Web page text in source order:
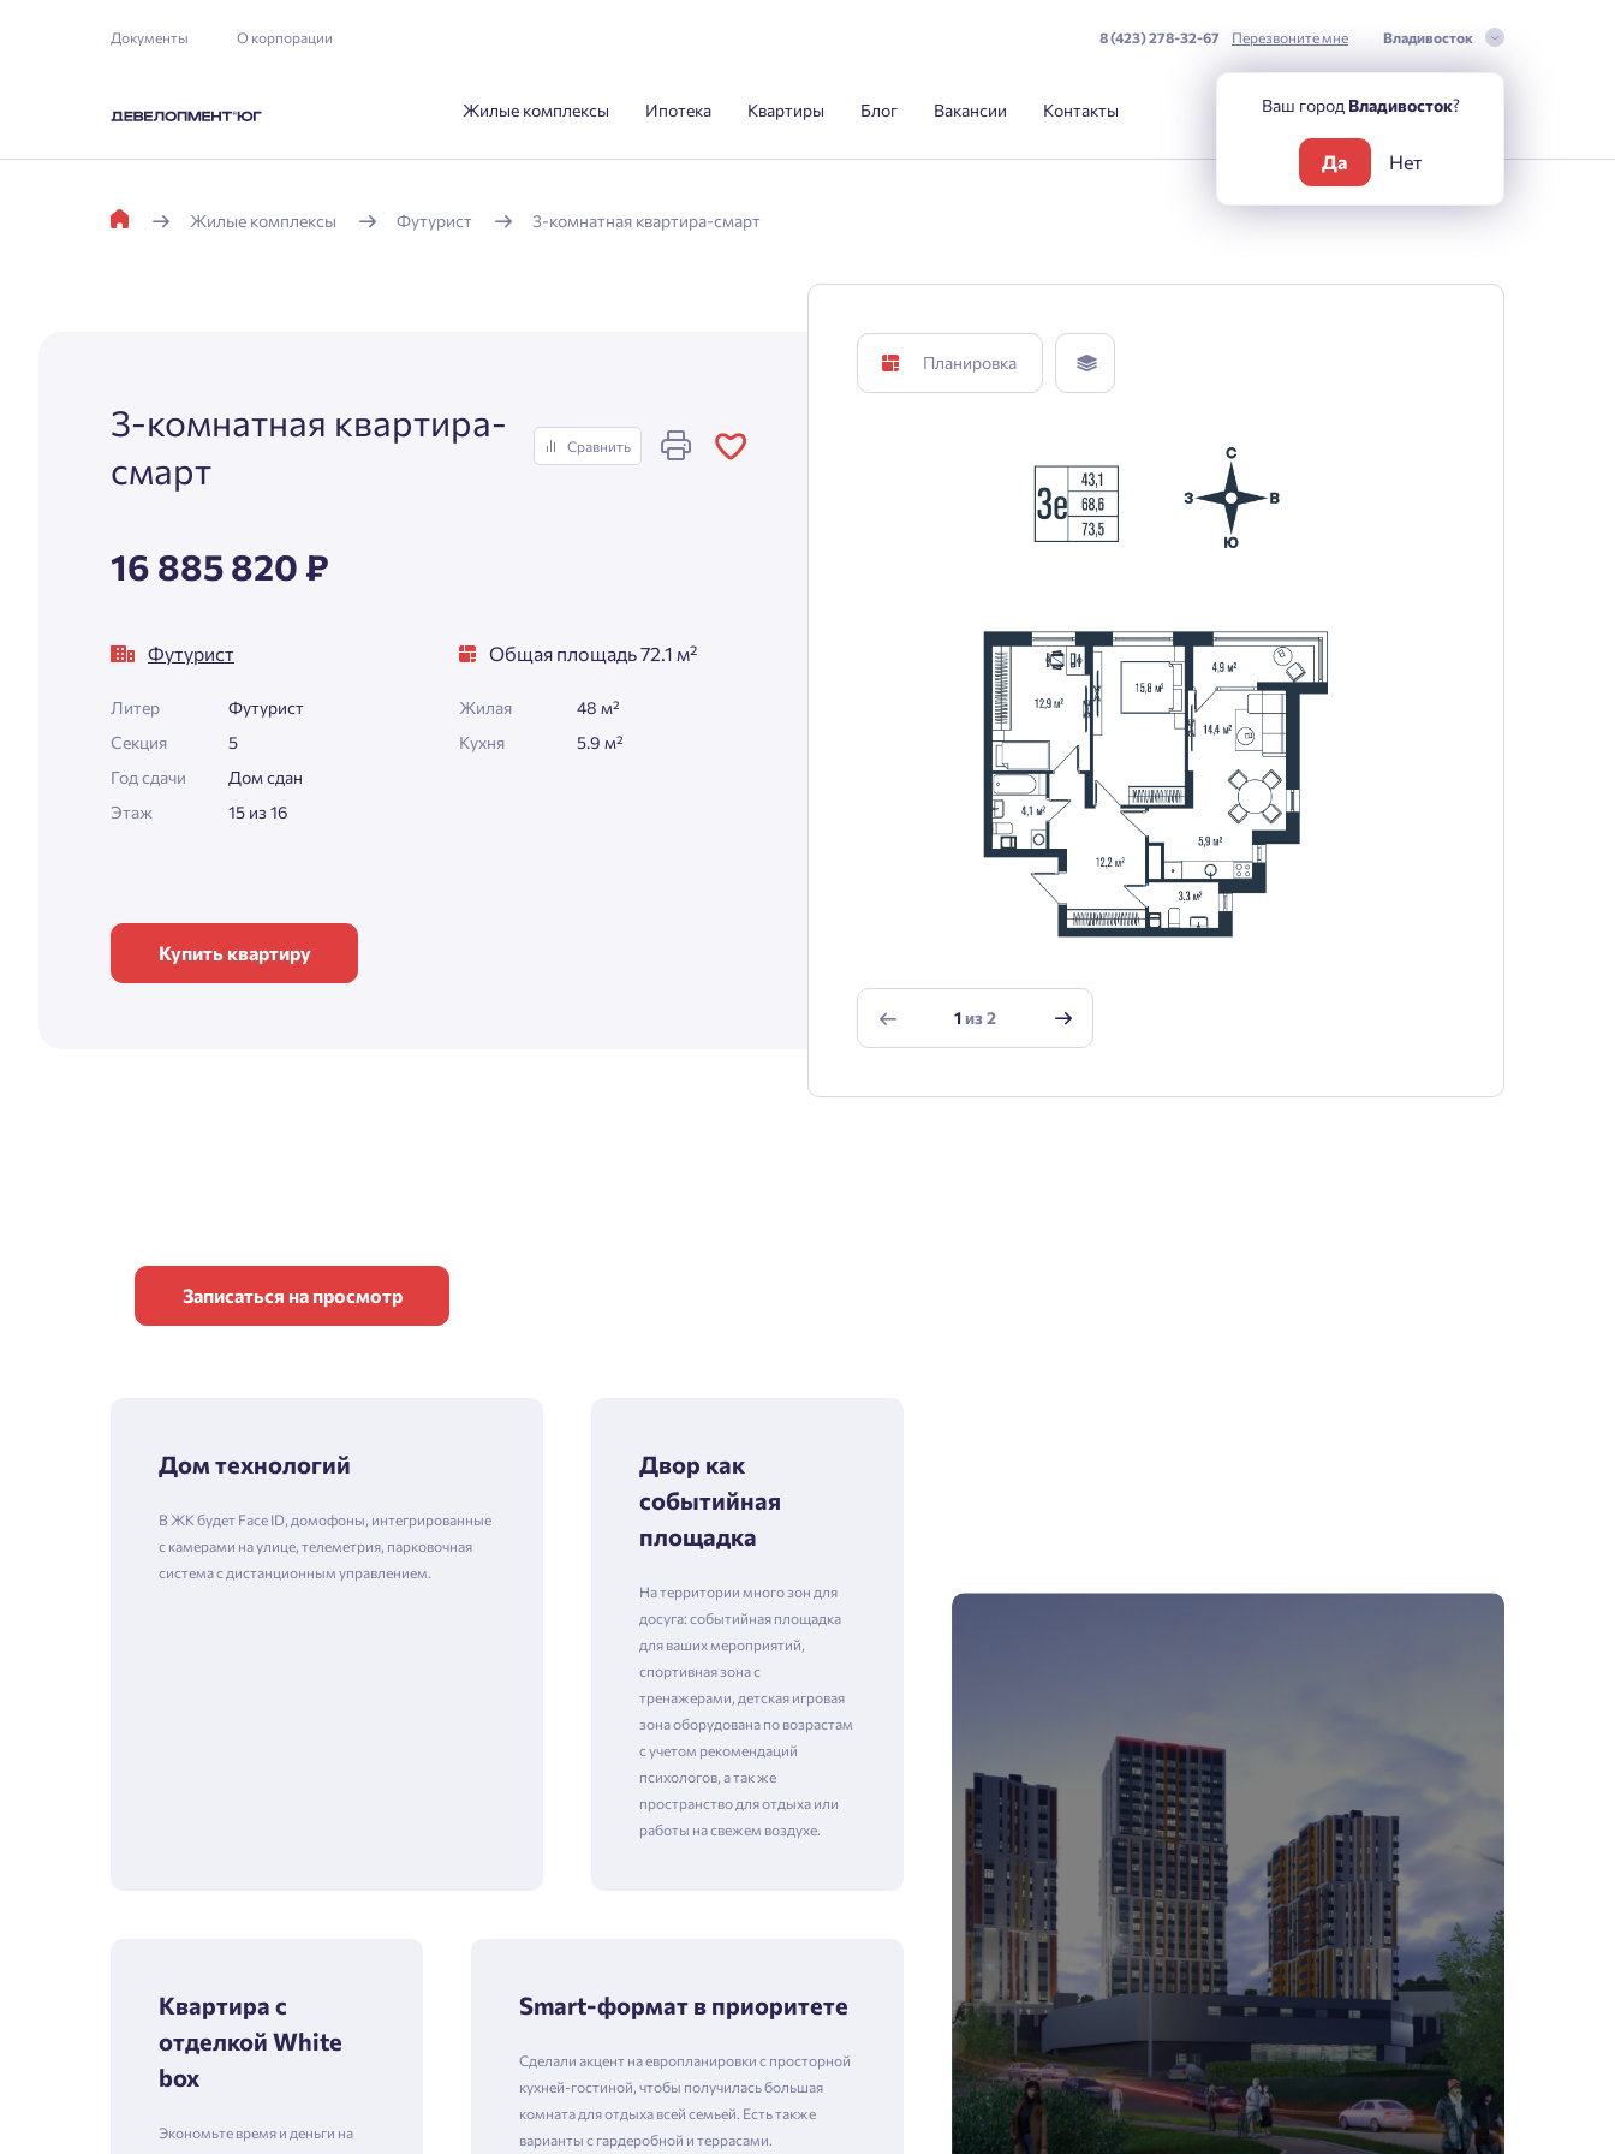
Документы О корпорации 8 (423) 278-32-67 Перезвоните мне Владивосток
Жилые комплексы Ипотека Квартиры Блог Вакансии Контакты
Жилые комплексы Футурист 3-комнатная квартира-смарт
3-комнатная квартира-
смарт
Сравнить
16 885 820 ₽
Футурист
Литер
Футурист
Секция
5
Год сдачи
Дом сдан
Этаж
15 из 16
Общая площадь 72.1 м²
Жилая
48 м²
Кухня
5.9 м²
Купить квартиру
Планировка
1из2
Записаться на просмотр
Дом технологий
В ЖК будет Face ID, домофоны, интегрированные
с камерами на улице, телеметрия, парковочная
система с дистанционным управлением.
Двор как
событийная
площадка
На территории много зон для
досуга: событийная площадка
для ваших мероприятий,
спортивная зона с
тренажерами, детская игровая
зона оборудована по возрастам
с учетом рекомендаций
психологов, а так же
пространство для отдыха или
работы на свежем воздухе.
Квартира с
отделкой White
box
Экономьте время и деньги на
Smart-формат в приоритете
Сделали акцент на европланировки с просторной
кухней-гостиной, чтобы получилась большая
комната для отдыха всей семьей. Есть также
варианты с гардеробной и террасами.
Ваш город Владивосток?
Да Нет